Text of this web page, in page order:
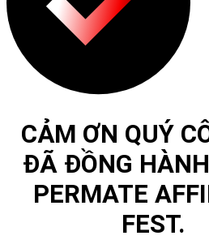
CẢM ƠN QUÝ
ĐÃ ĐỒNG
PERMATE
FEST.